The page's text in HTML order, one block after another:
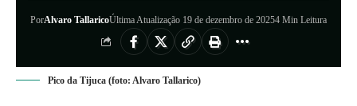
PorAlvaro TallaricoÚltima Atualização 19 de dezembro de 20254 Min Leitura
Pico da Tijuca (foto: Alvaro Tallarico)